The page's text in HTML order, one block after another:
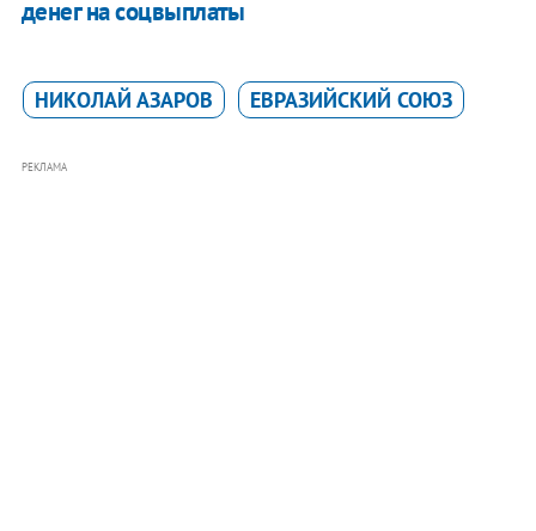
денег на соцвыплаты
НИКОЛАЙ АЗАРОВ ЕВРАЗИЙСКИЙ СОЮЗ
РЕКЛАМА